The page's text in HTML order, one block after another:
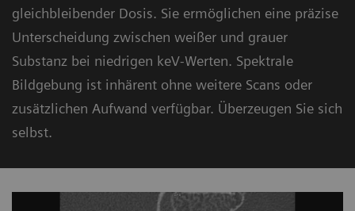
gleichbleibender Dosis. Sie ermöglichen eine präzise
Unterscheidung zwischen weißer und grauer
Substanz bei niedrigen keV-Werten. Spektrale
Bildgebung ist inhärent ohne weitere Scans oder
zusätzlichen Aufwand verfügbar. Überzeugen Sie sich
selbst.